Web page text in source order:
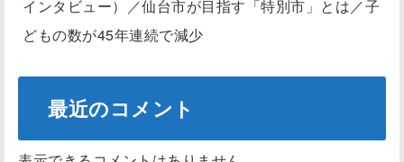
インタビュー）／仙台市が目指す「特別市」とは／子
どもの数が45年連続で減少
最近のコメント